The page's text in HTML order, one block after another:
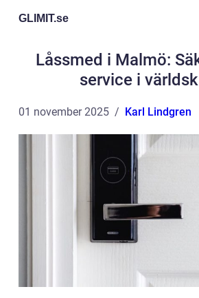
GLIMIT.se
Låssmed i Malmö:
service i
01 november 2025 Karl Lindgren